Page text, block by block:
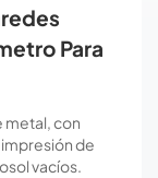
Para
metal, con
de
vacíos.